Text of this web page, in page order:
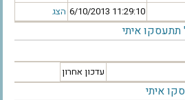
‫6/10/2013 11:29:10‬ הצג
תתעסקו איתי
עדכון אחרון
איתי